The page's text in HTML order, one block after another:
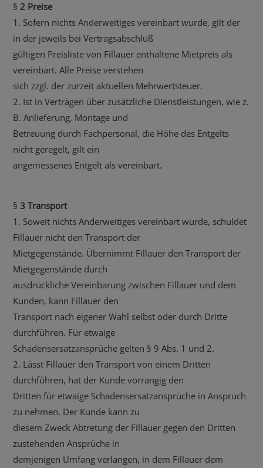
§ 2 Preise
1. Sofern nichts Anderweitiges vereinbart wurde, gilt der
in der jeweils bei Vertragsabschluß
gültigen Preisliste von Fillauer enthaltene Mietpreis als
vereinbart. Alle Preise verstehen
sich zzgl. der zurzeit aktuellen Mehrwertsteuer.
2. Ist in Verträgen über zusätzliche Dienstleistungen, wie z.
B. Anlieferung, Montage und
Betreuung durch Fachpersonal, die Höhe des Entgelts
nicht geregelt, gilt ein
angemessenes Entgelt als vereinbart.
§ 3 Transport
1. Soweit nichts Anderweitiges vereinbart wurde, schuldet
Fillauer nicht den Transport der
Mietgegenstände. Übernimmt Fillauer den Transport der
Mietgegenstände durch
ausdrückliche Vereinbarung zwischen Fillauer und dem
Kunden, kann Fillauer den
Transport nach eigener Wahl selbst oder durch Dritte
durchführen. Für etwaige
Schadensersatzansprüche gelten § 9 Abs. 1 und 2.
2. Lässt Fillauer den Transport von einem Dritten
durchführen, hat der Kunde vorrangig den
Dritten für etwaige Schadensersatzansprüche in Anspruch
zu nehmen. Der Kunde kann zu
diesem Zweck Abtretung der Fillauer gegen den Dritten
zustehenden Ansprüche in
demjenigen Umfang verlangen, in dem Fillauer dem